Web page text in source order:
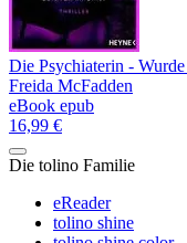
Die Psychiaterin -
Freida McFadden
eBook epub
16,99 €
Die tolino Familie
eReader
tolino shine